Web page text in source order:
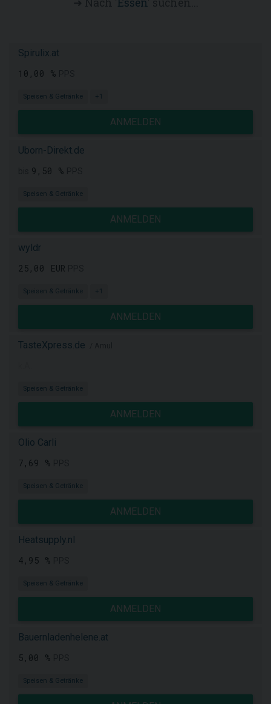
Spirulix.at
10,00 %
Speisen & Getränke +1
ANMELDEN
Uborn-Direkt.de
9,50 %
Speisen & Getränke
ANMELDEN
wyldr
25,00 EUR
Speisen & Getränke +1
ANMELDEN
TasteXpress.de
Speisen & Getränke
ANMELDEN
Olio Carli
7,69 %
Speisen & Getränke
ANMELDEN
Heatsupply.nl
4,95 %
Speisen & Getränke
ANMELDEN
Bauernladenhelene.at
5,00 %
Speisen & Getränke